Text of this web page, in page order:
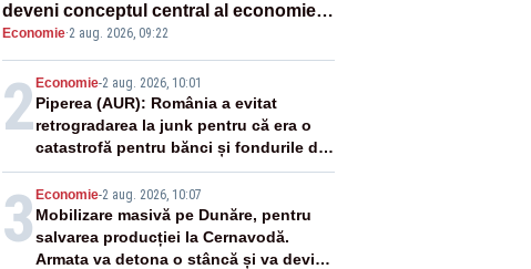
deveni conceptul central al economiei
viitoare?
Economie·2 aug. 2026, 09:22
2 Economie-2 aug. 2026, 10:01
Piperea (AUR): România a evitat
retrogradarea la junk pentru că era o
catastrofă pentru bănci și fondurile de
pensii
3 Economie-2 aug. 2026, 10:07
Mobilizare masivă pe Dunăre, pentru
salvarea producției la Cernavodă.
Armata va detona o stâncă și va devia